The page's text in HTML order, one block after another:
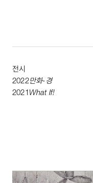
전시
2022만화-경
2021 What If!